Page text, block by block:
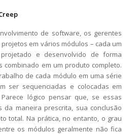
de software, os gerentes
em vários módulos – cada um
e desenvolvido de forma
combinado em um produto completo.
de cada módulo em uma série
ser sequenciadas e colocadas em
lógico pensar que, se essas
maneira prescrita, sua conclusão
total. Na prática, no entanto, o grau
os módulos geralmente não fica